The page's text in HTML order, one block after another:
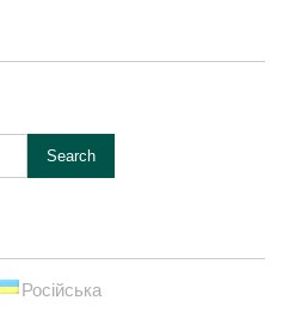
Російська